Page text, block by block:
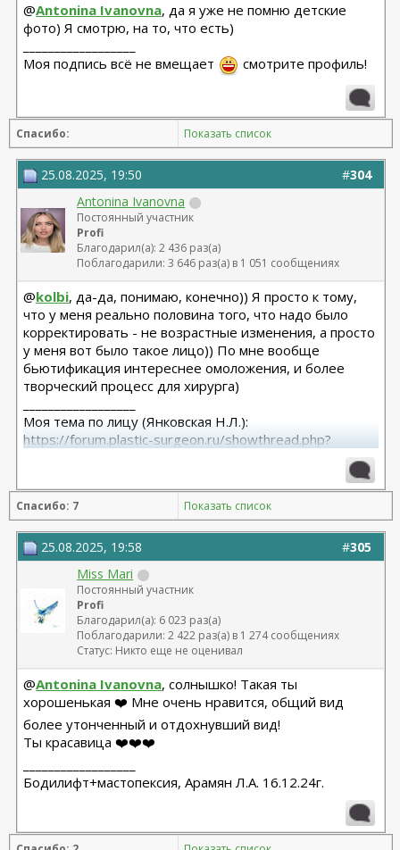
@Antonina Ivanovna, да я уже не помню детские
фото) Я смотрю, на то, что есть)
Моя подпись всё не вмещает
смотрите профиль!
Спасибо: Показать список
#304
25.08.2025, 19:50
Antonina Ivanovna
Постоянный участник
Profi
Благодарил(а): 2 436 раз(а)
Поблагодарили: 3 646 раз(а) в 1 051 сообщениях
@kolbi, да-да, понимаю, конечно)) Я просто к тому,
что у меня реально половина того, что надо было
корректировать - не возрастные изменения, а просто
у меня вот было такое лицо)) По мне вообще
бьютификация интереснее омоложения, и более
творческий процесс для хирурга)
Моя тема по лицу (Янковская Н.Л.):
https://forum.plastic-surgeon.ru/showthread.php?
Моя тема по телу (Арамян Л.А.): https://forum.plastic-
surgeon.ru/showthread.php?t=25304
Спасибо: 7 Показать список
#305
25.08.2025, 19:58
Miss Mari
Постоянный участник
Profi
Благодарил(а): 6 023 раз(а)
Поблагодарили: 2 422 раз(а) в 1 274 сообщениях
Статус: Никто еще не оценивал
@Antonina Ivanovna, солнышко! Такая ты
хорошенькая ❤️ Мне очень нравится, общий вид
более утонченный и отдохнувший вид!
Ты красавица ❤️❤️❤️
Бодилифт+мастопексия, Арамян Л.А. 16.12.24г.